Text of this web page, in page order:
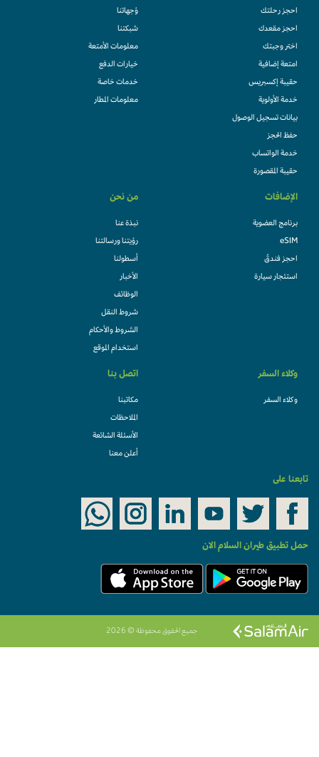
احجز رحلتك
احجز مقعدك
اختر وجبتك
امتعة إضافية
حقيبة إكسبريس
خدمة الأولوية
بيانات تسجيل الوصول
حفظ الحجز
خدمة الواتساب
حقيبة المقصورة
وُجهاتنا
شبكتنا
معلومات الأمتعة
خيارات الدفع
خدمات خاصة
معلومات المطار
الإضافات
برنامج العضوية
eSIM
احجز فندقً
استئجار سيارة
من نحن
نبذة عنا
رؤيتنا ورسالتنا
أسطولنا
الأخبار
الوظائف
شروط النقل
الشروط والأحكام
استخدام الموقع
وكلاء السفر
وكلاء السفر
اتصل بنا
مكاتبنا
الملاحظات
الأسئلة الشائعة
أعلن معنا
تابعنا على
حمل تطبيق طيران السلام الان
جميع الحقوق محفوظة © 2026